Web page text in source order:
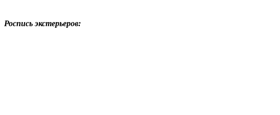
Роспись экстерьеров: